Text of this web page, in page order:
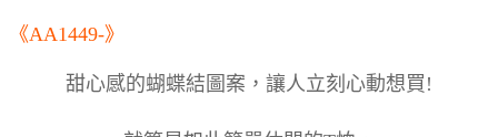
《AA1449-》
甜心感的蝴蝶結圖案，讓人立刻心動想買!